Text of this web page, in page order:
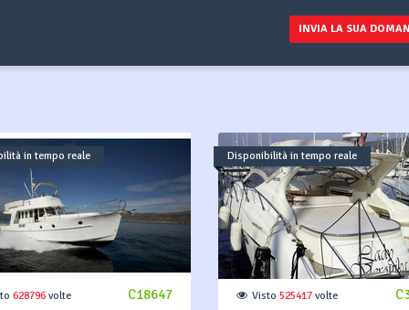
INVIA LA SUA
in tempo reale
C18647
628796volte
Disponibilità in tempo reale
Visto 525417 volte